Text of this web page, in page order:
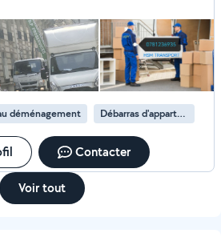
déménagement Débarras d'appartement
Contacter
Voir tout